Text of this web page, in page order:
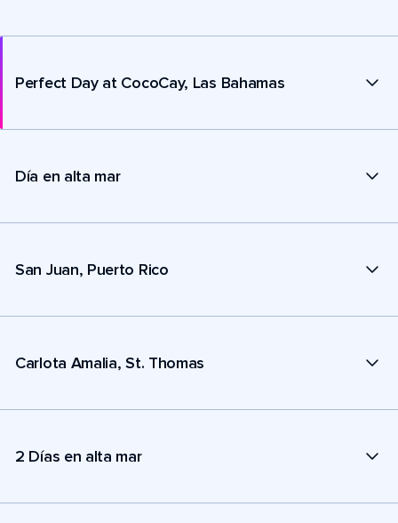
Perfect Day at CocoCay, Las Bahamas
Día en alta mar
San Juan, Puerto Rico
Carlota Amalia, St. Thomas
2 Días en alta mar